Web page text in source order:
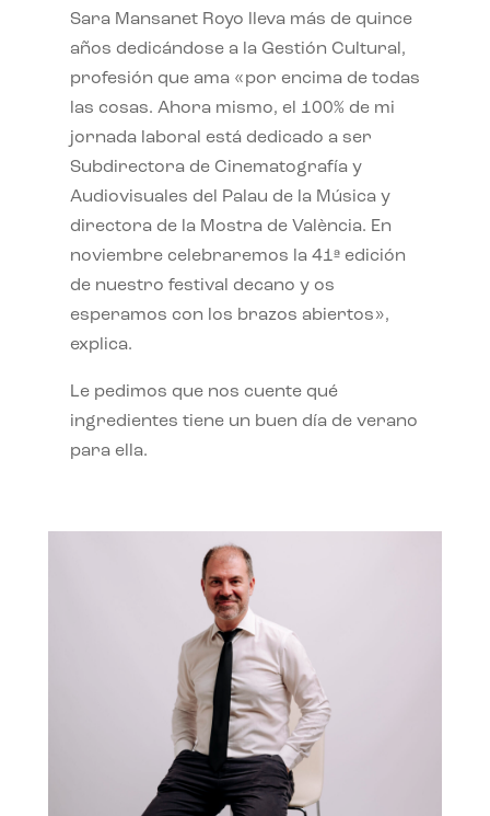
Sara Mansanet Royo lleva más de quince
años dedicándose a la Gestión Cultural,
profesión que ama «por encima de todas
las cosas. Ahora mismo, el 100% de mi
jornada laboral está dedicado a ser
Subdirectora de Cinematografía y
Audiovisuales del Palau de la Música y
directora de la Mostra de València. En
noviembre celebraremos la 41ª edición
de nuestro festival decano y os
esperamos con los brazos abiertos»,
explica.
Le pedimos que nos cuente qué
ingredientes tiene un buen día de verano
para ella.